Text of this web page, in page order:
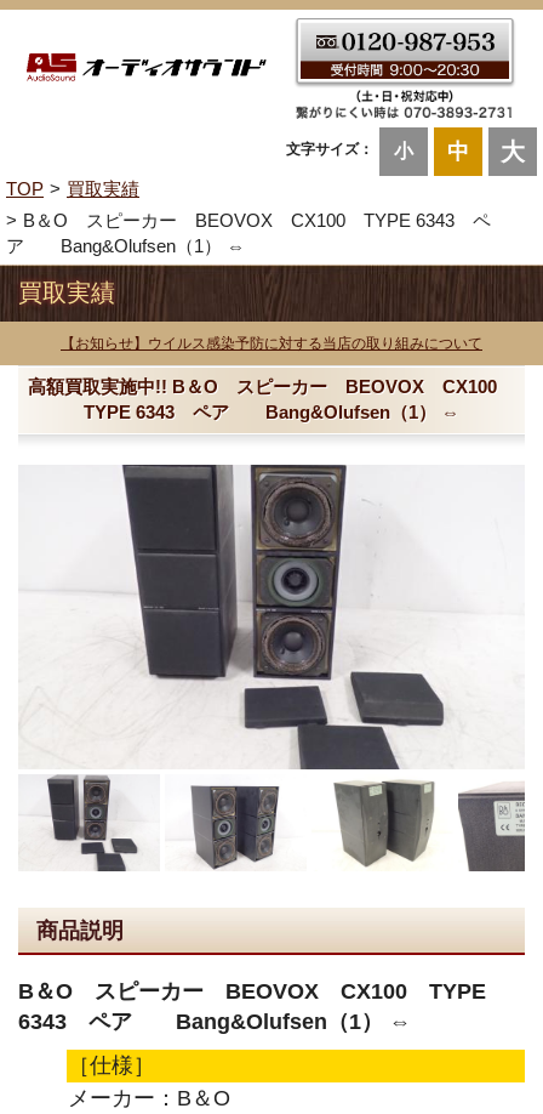
文字サイズ： 小 中 大
TOP
買取実績
B＆O スピーカー BEOVOX CX100 TYPE 6343 ペ
ア Bang&Olufsen（1） ⇔
買取実績
【お知らせ】ウイルス感染予防に対する当店の取り組みについて
高額買取実施中!! B＆O スピーカー BEOVOX CX100
TYPE 6343 ペア Bang&Olufsen（1） ⇔
商品説明
B＆O スピーカー BEOVOX CX100 TYPE
6343 ペア Bang&Olufsen（1） ⇔
［仕様］
メーカー：B＆O